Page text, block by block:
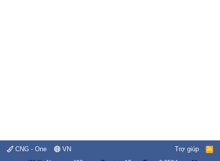
CNG - One VN Trợ giúp
R